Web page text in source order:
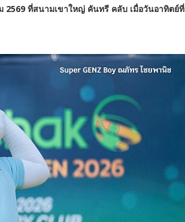
2569 ที่สนามเขาใหญ่ คันทรี คลับ เมื่อวันอาทิตย์ที่